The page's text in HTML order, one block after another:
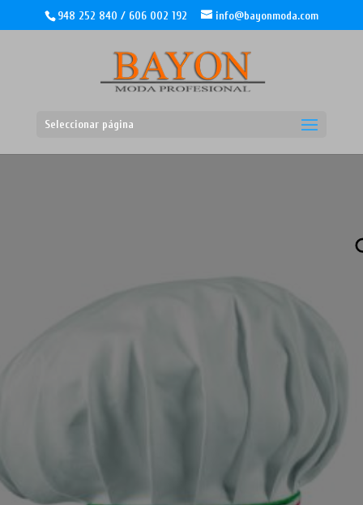
948 252 840 / 606 002 192 info@bayonmoda.com
Seleccionar página